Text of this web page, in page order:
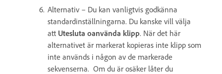
Alternativ – Du kan vanligtvis godkänna
standardinställningarna. Du kanske vill välja
att Utesluta oanvända klipp. När det här
alternativet är markerat kopieras inte klipp som
inte används i någon av de markerade
sekvenserna. Om du är osäker låter du